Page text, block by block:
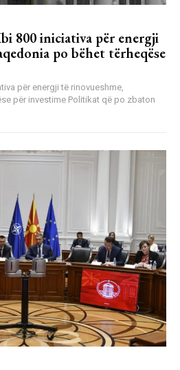
800 iniciativa për energji
po bëhet tërheqëse
për energji të rinovueshme,
për investime Politikat që po zbaton